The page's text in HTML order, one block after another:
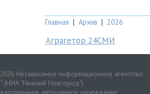
Главная | Архив | 2026
Аграгетор 24СМИ
Независимое информационное агентство
(НИА "Нижний Новгород")
автономное учреждение